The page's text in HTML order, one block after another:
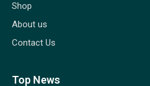
Shop
About us
Contact Us
Top News